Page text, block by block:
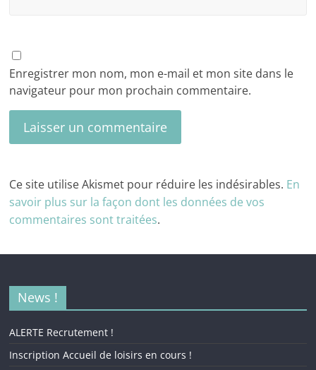
Enregistrer mon nom, mon e-mail et mon site dans le
navigateur pour mon prochain commentaire.
Ce site utilise Akismet pour réduire les indésirables. En
savoir plus sur la façon dont les données de vos
commentaires sont traitées.
News !
ALERTE Recrutement !
Inscription Accueil de loisirs en cours !